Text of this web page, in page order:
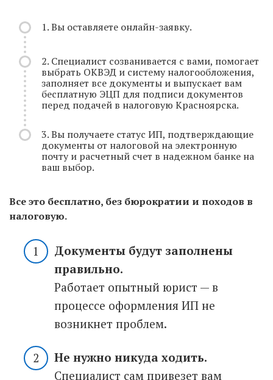
1. Вы оставляете онлайн-заявку.
2. Специалист созванивается с вами, помогает
выбрать ОКВЭД и систему налогообложения,
заполняет все документы и выпускает вам
бесплатную ЭЦП для подписи документов
перед подачей в налоговую Красноярска.
3. Вы получаете статус ИП, подтверждающие
документы от налоговой на электронную
почту и расчетный счет в надежном банке на
ваш выбор.
Все это бесплатно, без бюрократии и походов в
налоговую.
Документы будут заполнены
правильно.
Работает опытный юрист — в
процессе оформления ИП не
возникнет проблем.
Не нужно никуда ходить.
Специалист сам привезет вам